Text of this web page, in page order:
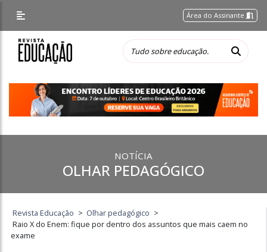
Área do Assinante
NOTÍCIA
OLHAR PEDAGÓGICO
Revista Educação > Olhar pedagógico >
Raio X do Enem: fique por dentro dos assuntos que mais caem no
exame